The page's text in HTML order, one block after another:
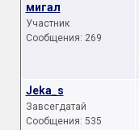
мигал
Участник
Сообщения: 269
Jeka_s
Завсегдатай
Сообщения: 535